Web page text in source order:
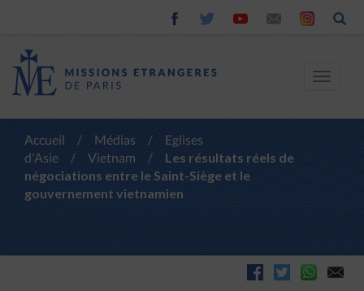
Toggle
Accueil / Médias /
Eglises
d'Asie
/ Vietnam /
Les résultats réels de
négociations entre le Saint-Siège et le
gouvernement vietnamien